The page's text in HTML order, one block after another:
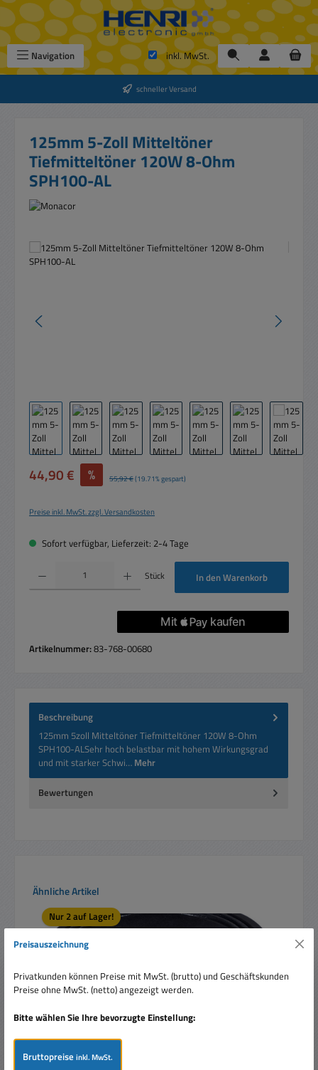
Zum Hauptinhalt springen
Navigation inkl. MwSt.
schneller Versand
125mm 5-Zoll Mitteltöner
Tiefmitteltöner 120W 8-Ohm
SPH100-AL
Bildergalerie überspringen
Verkaufspreis:
44,90 € % Regulärer Preis:
55,92 €(19.71% gespart)
Preise inkl. MwSt. zzgl. Versandkosten
Sofort verfügbar, Lieferzeit: 2-4 Tage
Produkt Anzahl: Gib den gewünschten Wert ein oder benutze die Schaltflächen um
Stück In den Warenkorb
Artikelnummer:83-768-00680
Beschreibung
125mm 5zoll Mitteltöner Tiefmitteltöner 120W 8-Ohm
SPH100-ALSehr hoch belastbar mit hohem Wirkungsgrad
und mit starker Schwi… Mehr
Bewertungen
Produktgalerie überspringen
Ähnliche Artikel
Nur 2 auf Lager!
%Rabatt
Preisauszeichnung
Privatkunden können Preise mit MwSt. (brutto) und Geschäftskunden
Preise ohne MwSt. (netto) angezeigt werden.
Bitte wählen Sie Ihre bevorzugte Einstellung:
Bruttopreiseinkl. MwSt.